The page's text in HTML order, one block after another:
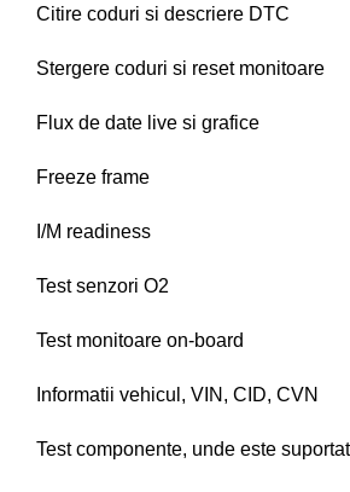
Citire coduri si descriere DTC
Stergere coduri si reset monitoare
Flux de date live si grafice
Freeze frame
I/M readiness
Test senzori O2
Test monitoare on-board
Informatii vehicul, VIN, CID, CVN
Test componente, unde este suportat